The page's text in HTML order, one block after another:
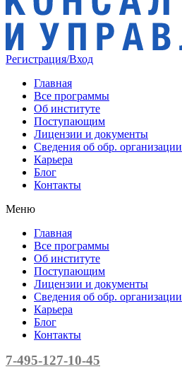
Регистрация/Вход
Главная
Все программы
Об институте
Поступающим
Лицензии и документы
Сведения об обр. организации
Карьера
Блог
Контакты
Меню
Главная
Все программы
Об институте
Поступающим
Лицензии и документы
Сведения об обр. организации
Карьера
Блог
Контакты
7-495-127-10-45